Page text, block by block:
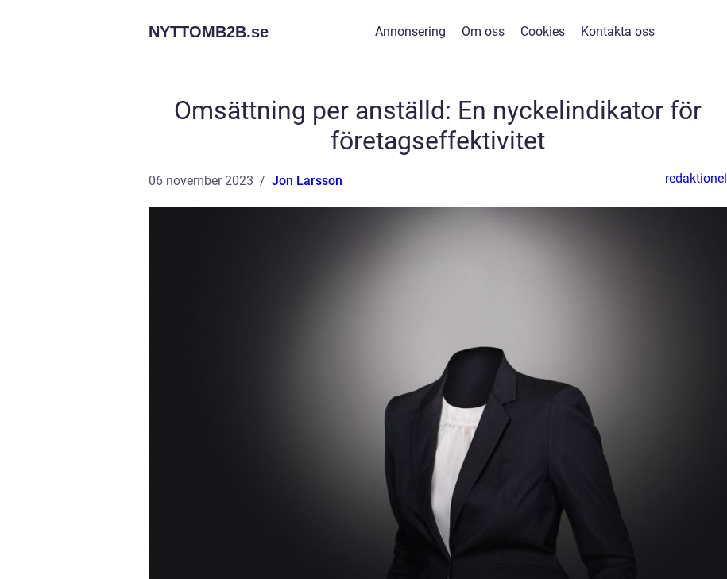
NYTTOMB2B.se Annonsering Om oss Cookies Kontakta oss
Omsättning per anställd: En nyckelindikator för
företagseffektivitet
06 november 2023 Jon Larsson redaktionel